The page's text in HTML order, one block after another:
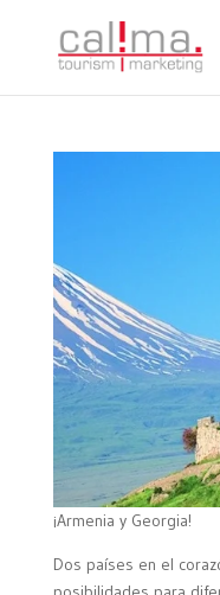
¡Armenia y Georgia!
Dos países en el